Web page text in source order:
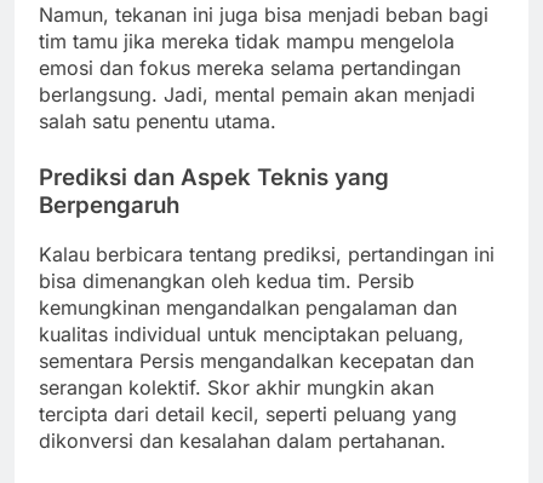
Namun, tekanan ini juga bisa menjadi beban bagi
tim tamu jika mereka tidak mampu mengelola
emosi dan fokus mereka selama pertandingan
berlangsung. Jadi, mental pemain akan menjadi
salah satu penentu utama.
Prediksi dan Aspek Teknis yang
Berpengaruh
Kalau berbicara tentang prediksi, pertandingan ini
bisa dimenangkan oleh kedua tim. Persib
kemungkinan mengandalkan pengalaman dan
kualitas individual untuk menciptakan peluang,
sementara Persis mengandalkan kecepatan dan
serangan kolektif. Skor akhir mungkin akan
tercipta dari detail kecil, seperti peluang yang
dikonversi dan kesalahan dalam pertahanan.